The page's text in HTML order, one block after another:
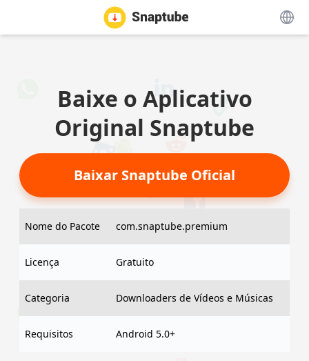
Baixe o Aplicativo
Original Snaptube
Baixar Snaptube Oficial
Nome do Pacote com.snaptube.premium
Licença Gratuito
Categoria Downloaders de Vídeos e Músicas
Requisitos Android 5.0+